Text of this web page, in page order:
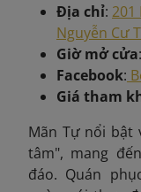
Địa chỉ: 201
Nguyễn Cư
Giờ mở cửa
Facebook:
Giá tham
Mãn Tự nổi bật
tâm", mang
đáo. Quán